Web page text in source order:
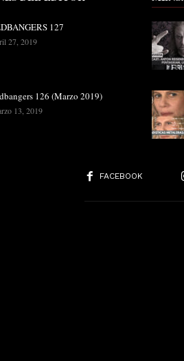
127
27, 2019
126 (Marzo 2019)
13, 2019
FACEBOOK